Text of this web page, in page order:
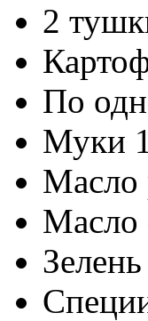
2
По
Муки
Масло
Масло